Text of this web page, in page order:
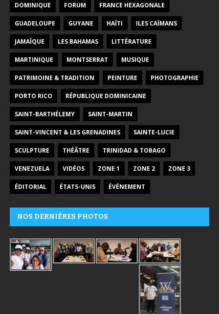
DOMINIQUE FORUM FRANCE HEXAGONALE
GUADELOUPE GUYANE HAÏTI ILES CAÏMANS
JAMAÏQUE LES BAHAMAS LITTÉRATURE
MARTINIQUE MONTSERRAT MUSIQUE
PATRIMOINE & TRADITION PEINTURE PHOTOGRAPHIE
PORTO RICO RÉPUBLIQUE DOMINICAINE
SAINT-BARTHÉLEMY SAINT-MARTIN
SAINT-VINCENT & LES GRENADINES SAINTE-LUCIE
SCULPTURE THÉÂTRE TRINIDAD & TOBAGO
VENEZUELA VIDÉOS ZONE 1 ZONE 2 ZONE 3
ÉDITORIAL ÉTATS-UNIS ÉVÉNEMENT
NOS DERNIÈRES PHOTOS